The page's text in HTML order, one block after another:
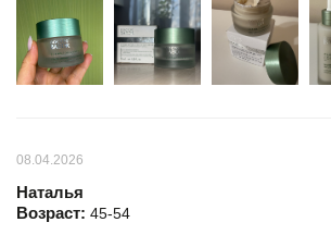
08.04.2026
Наталья
Возраст: 45-54